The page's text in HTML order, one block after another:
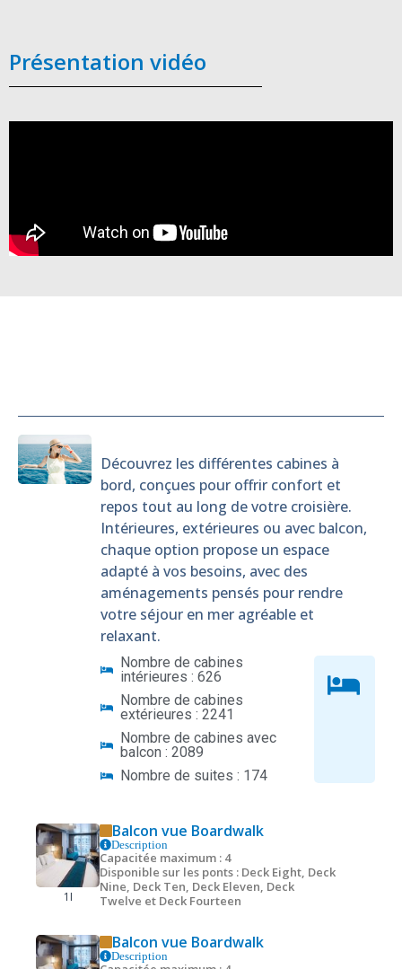
Présentation vidéo
Découvrez les différentes cabines à
bord, conçues pour offrir confort et
repos tout au long de votre croisière.
Intérieures, extérieures ou avec balcon,
chaque option propose un espace
adapté à vos besoins, avec des
aménagements pensés pour rendre
votre séjour en mer agréable et
relaxant.
Nombre de cabines
intérieures : 626
Nombre de cabines
extérieures : 2241
Nombre de cabines avec
balcon : 2089
Nombre de suites : 174
1I
Balcon vue Boardwalk
Description
Capacitée maximum : 4
Disponible sur les ponts : Deck Eight, Deck
Nine, Deck Ten, Deck Eleven, Deck
Twelve et Deck Fourteen
Balcon vue Boardwalk
Description